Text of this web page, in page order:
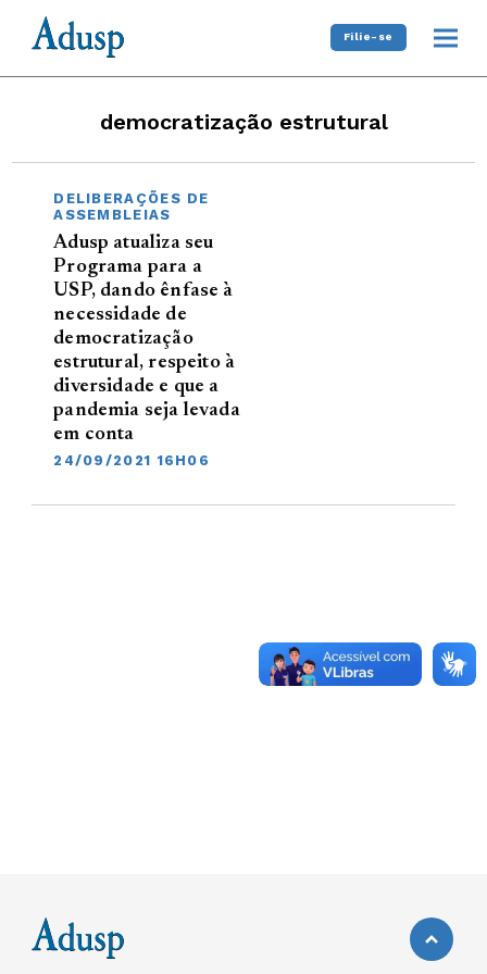
Filie-se
democratização estrutural
DELIBERAÇÕES DE
ASSEMBLEIAS
Adusp atualiza seu
Programa para a
USP, dando ênfase à
necessidade de
democratização
estrutural, respeito à
diversidade e que a
pandemia seja levada
em conta
24/09/2021 16H06